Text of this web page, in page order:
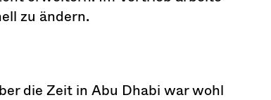
zu ändern.
die Zeit in Abu Dhabi war wohl